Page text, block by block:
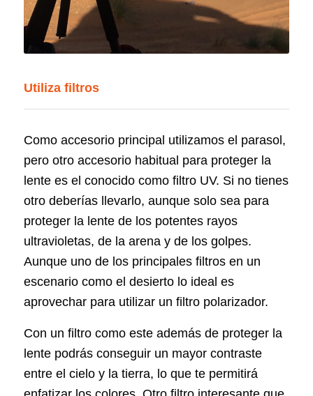
Utiliza filtros
Como accesorio principal utilizamos el parasol,
pero otro accesorio habitual para proteger la
lente es el conocido como filtro UV. Si no tienes
otro deberías llevarlo, aunque solo sea para
proteger la lente de los potentes rayos
ultravioletas, de la arena y de los golpes.
Aunque uno de los principales filtros en un
escenario como el desierto lo ideal es
aprovechar para utilizar un filtro polarizador.
Con un filtro como este además de proteger la
lente podrás conseguir un mayor contraste
entre el cielo y la tierra, lo que te permitirá